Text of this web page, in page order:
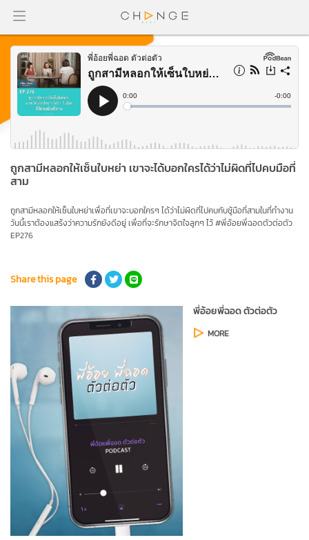
ถูกสามีหลอกให้เซ็นใบหย่า เขาจะได้บอกใครได้ว่าไม่ผิดที่ไปคบมือที่
สาม
ถูกสามีหลอกให้เซ็นใบหย่าเพื่อที่เขาจะบอกใครๆ ได้ว่าไม่ผิดที่ไปคบกับชู้มือที่สามในที่ทำงาน
วันนี้เราต้องแสร้งว่าความรักยังดีอยู่ เพื่อที่จะรักษาจิตใจลูกๆ ไว้ #พี่อ้อยพี่ฉอดตัวต่อตัว
EP276
Share this page
พี่อ้อยพี่ฉอด ตัวต่อตัว
MORE